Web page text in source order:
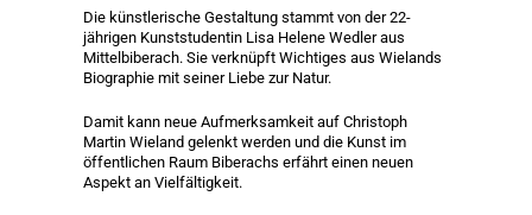
Die künstlerische Gestaltung stammt von der 22-
jährigen Kunststudentin Lisa Helene Wedler aus
Mittelbiberach. Sie verknüpft Wichtiges aus Wielands
Biographie mit seiner Liebe zur Natur.
Damit kann neue Aufmerksamkeit auf Christoph
Martin Wieland gelenkt werden und die Kunst im
öffentlichen Raum Biberachs erfährt einen neuen
Aspekt an Vielfältigkeit.